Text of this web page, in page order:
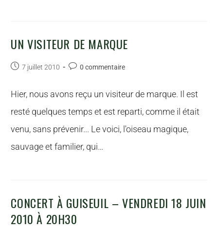
UN VISITEUR DE MARQUE
7 juillet 2010 0 commentaire
Hier, nous avons reçu un visiteur de marque. Il est
resté quelques temps et est reparti, comme il était
venu, sans prévenir... Le voici, l'oiseau magique,
sauvage et familier, qui…
CONCERT À GUISEUIL – VENDREDI 18 JUIN
2010 À 20H30